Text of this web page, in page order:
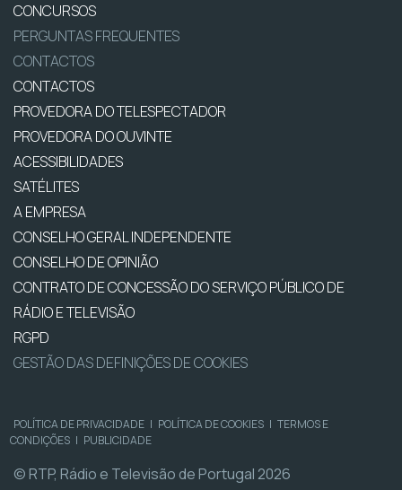
CONCURSOS
PERGUNTAS FREQUENTES
CONTACTOS
CONTACTOS
PROVEDORA DO TELESPECTADOR
PROVEDORA DO OUVINTE
ACESSIBILIDADES
SATÉLITES
A EMPRESA
CONSELHO GERAL INDEPENDENTE
CONSELHO DE OPINIÃO
CONTRATO DE CONCESSÃO DO SERVIÇO PÚBLICO DE
RÁDIO E TELEVISÃO
RGPD
GESTÃO DAS DEFINIÇÕES DE COOKIES
POLÍTICA DE PRIVACIDADE | POLÍTICA DE COOKIES | TERMOS E
CONDIÇÕES | PUBLICIDADE
© RTP, Rádio e Televisão de Portugal 2026